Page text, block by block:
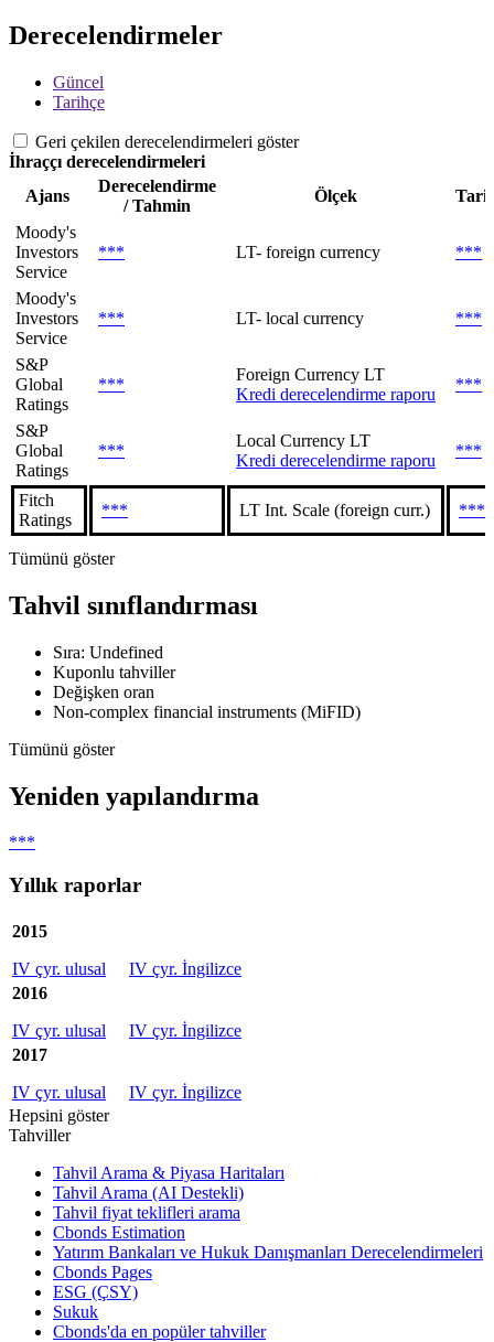
Derecelendirmeler
Güncel
Tarihçe
Geri çekilen derecelendirmeleri göster
İhraççı derecelendirmeleri
Ajans
Derecelendirme
/ Tahmin
Ölçek
Moody's
Investors
Service
*** LT- foreign currency ***
Moody's
Investors
Service
*** LT- local currency ***
S&P
Global
Ratings
***
Foreign Currency LT
Kredi derecelendirme raporu
***
S&P
Global
Ratings
***
Local Currency LT
Kredi derecelendirme raporu
***
Fitch
Ratings
*** LT Int. Scale (foreign curr.) ***
Tümünü göster
Tahvil sınıflandırması
Sıra: Undefined
Kuponlu tahviller
Değişken oran
Non-complex financial instruments (MiFID)
Tümünü göster
Yeniden yapılandırma
***
Yıllık raporlar
2015
IV çyr. ulusal
IV çyr. İngilizce
2016
IV çyr. ulusal
IV çyr. İngilizce
2017
IV çyr. ulusal
IV çyr. İngilizce
Hepsini göster
Tahviller
Tahvil Arama & Piyasa Haritaları
Tahvil Arama (AI Destekli)
Tahvil fiyat teklifleri arama
Cbonds Estimation
Yatırım Bankaları ve Hukuk Danışmanları Derecelendirmeleri
Cbonds Pages
ESG (ÇSY)
Sukuk
Cbonds'da en popüler tahviller